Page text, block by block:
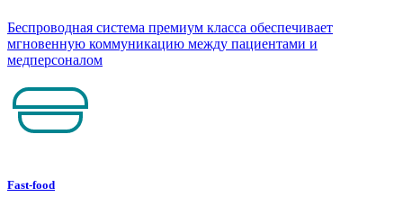
Беспроводная система премиум класса обеспечивает
мгновенную коммуникацию между пациентами и
медперсоналом
Fast-food